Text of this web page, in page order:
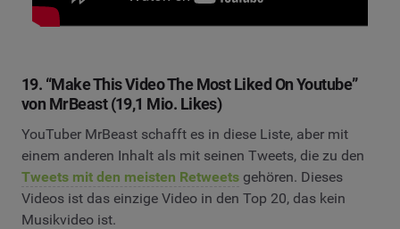
19. “Make This Video The Most Liked On Youtube”
von MrBeast (19,1 Mio. Likes)
YouTuber MrBeast schafft es in diese Liste, aber mit
einem anderen Inhalt als mit seinen Tweets, die zu den
Tweets mit den meisten Retweets gehören. Dieses
Videos ist das einzige Video in den Top 20, das kein
Musikvideo ist.